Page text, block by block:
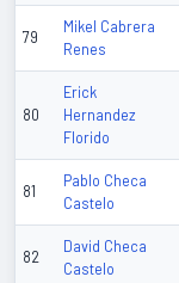
79
Mikel Cabrera
Renes
80
Erick
Hernandez
Florido
81
Pablo Checa
Castelo
82
David Checa
Castelo